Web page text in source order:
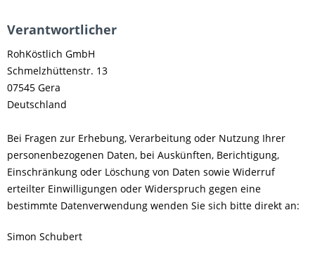
Verantwortlicher
RohKöstlich GmbH
Schmelzhüttenstr. 13
07545 Gera
Deutschland
Bei Fragen zur Erhebung, Verarbeitung oder Nutzung Ihrer
personenbezogenen Daten, bei Auskünften, Berichtigung,
Einschränkung oder Löschung von Daten sowie Widerruf
erteilter Einwilligungen oder Widerspruch gegen eine
bestimmte Datenverwendung wenden Sie sich bitte direkt an:
Simon Schubert